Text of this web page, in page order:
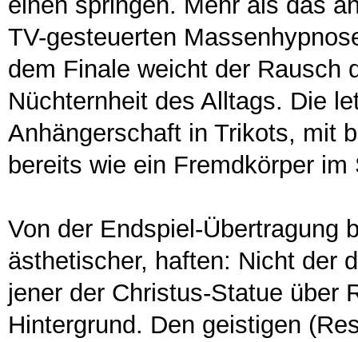
TV-gesteuerten
dem Finale weicht der Rausch
Nüchternheit des Alltags. Die
Anhängerschaft in Trikots, mit
bereits wie ein Fremdkörper
Von der Endspiel-Übertragung
ästhetischer, haften: Nicht der
jener der Christus-Statue über
Hintergrund. Den geistigen